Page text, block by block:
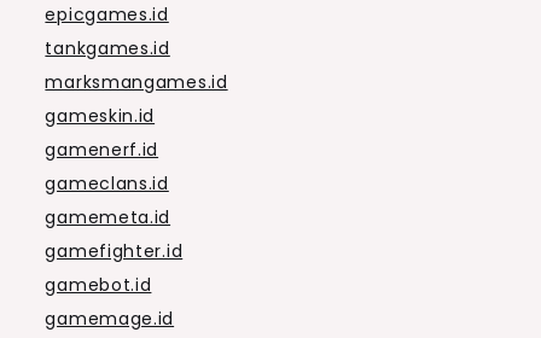
epicgames.id
tankgames.id
marksmangames.id
gameskin.id
gamenerf.id
gameclans.id
gamemeta.id
gamefighter.id
gamebot.id
gamemage.id